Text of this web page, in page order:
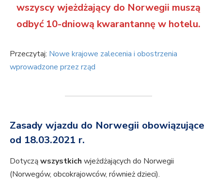
wszyscy wjeżdżający do Norwegii muszą
odbyć 10-dniową kwarantannę w hotelu.
Przeczytaj: Nowe krajowe zalecenia i obostrzenia
wprowadzone przez rząd
Zasady wjazdu do Norwegii obowiązujące
od 18.03.2021 r.
Dotycząwszystkich wjeżdżających do Norwegii
(Norwegów, obcokrajowców, również dzieci).